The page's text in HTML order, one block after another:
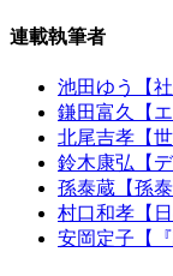
連載執筆者
池田ゆう【
鎌田富久【エ
北尾吉孝【
鈴木康弘【
孫泰蔵【孫
村口和孝【
安岡定子【